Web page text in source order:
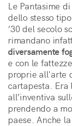
Le Pantasime
dello stesso
’30 del secolo
rimandano
diversamente
e con le
proprie all'arte
cartapesta. Era
all’inventiva
prendendo a
paese. Anche